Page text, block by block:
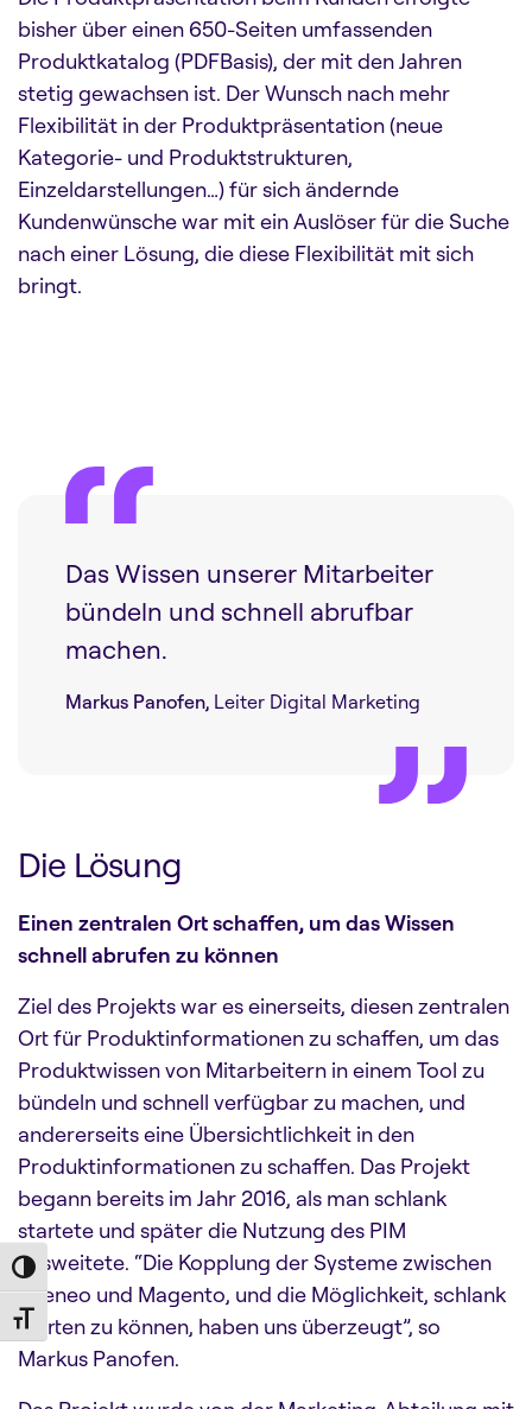
Toggle High Contrast
Toggle Font size
bisher über einen 650-Seiten umfassenden
Produktkatalog (PDFBasis), der mit den Jahren
stetig gewachsen ist. Der Wunsch nach mehr
Flexibilität in der Produktpräsentation (neue
Kategorie- und Produktstrukturen,
Einzeldarstellungen…) für sich ändernde
Kundenwünsche war mit ein Auslöser für die Suche
nach einer Lösung, die diese Flexibilität mit sich
bringt.
Das Wissen unserer Mitarbeiter
bündeln und schnell abrufbar
machen.
Markus Panofen, Leiter Digital Marketing
Die Lösung
Einen zentralen Ort schaffen, um das Wissen
schnell abrufen zu können
Ziel des Projekts war es einerseits, diesen zentralen
Ort für Produktinformationen zu schaffen, um das
Produktwissen von Mitarbeitern in einem Tool zu
bündeln und schnell verfügbar zu machen, und
andererseits eine Übersichtlichkeit in den
Produktinformationen zu schaffen. Das Projekt
begann bereits im Jahr 2016, als man schlank
startete und später die Nutzung des PIM
ausweitete. “Die Kopplung der Systeme zwischen
Akeneo und Magento, und die Möglichkeit, schlank
starten zu können, haben uns überzeugt”, so
Markus Panofen.